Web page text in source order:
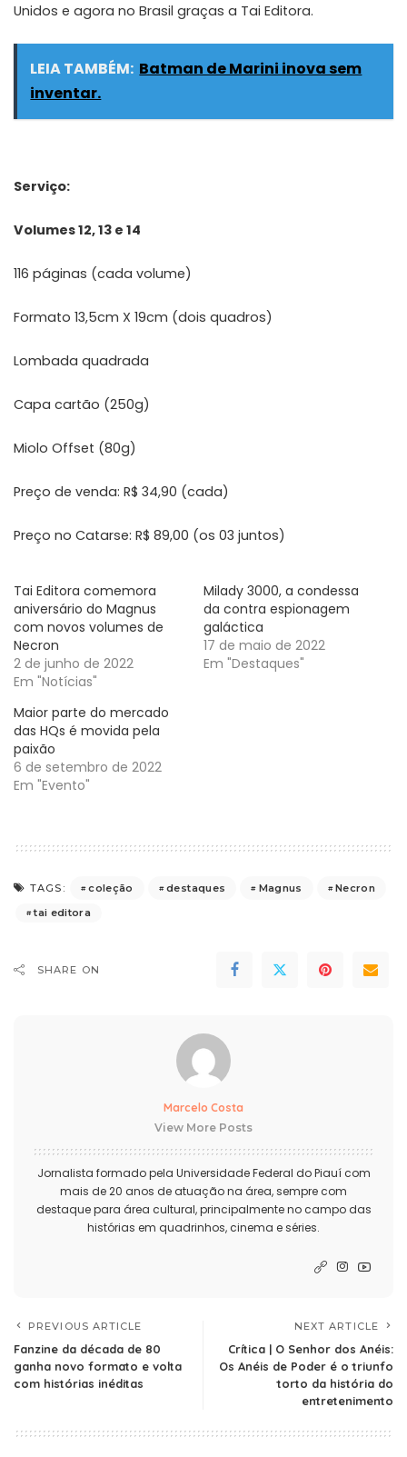
Unidos e agora no Brasil graças a Tai Editora.
LEIA TAMBÉM: Batman de Marini inova sem
inventar.
Serviço:
Volumes 12, 13 e 14
116 páginas (cada volume)
Formato 13,5cm X 19cm (dois quadros)
Lombada quadrada
Capa cartão (250g)
Miolo Offset (80g)
Preço de venda: R$ 34,90 (cada)
Preço no Catarse: R$ 89,00 (os 03 juntos)
Tai Editora comemora
aniversário do Magnus
com novos volumes de
Necron
2 de junho de 2022
Em "Notícias"
Milady 3000, a condessa
da contra espionagem
galáctica
17 de maio de 2022
Em "Destaques"
Maior parte do mercado
das HQs é movida pela
paixão
6 de setembro de 2022
Em "Evento"
TAGS: coleção destaques Magnus
Necron
tai editora
SHARE ON
Marcelo Costa
View More Posts
Jornalista formado pela Universidade Federal do Piauí com
mais de 20 anos de atuação na área, sempre com
destaque para área cultural, principalmente no campo das
histórias em quadrinhos, cinema e séries.
PREVIOUS ARTICLE
Fanzine da década de 80
ganha novo formato e volta
com histórias inéditas
NEXT ARTICLE
Crítica | O Senhor dos Anéis:
Os Anéis de Poder é o triunfo
torto da história do
entretenimento